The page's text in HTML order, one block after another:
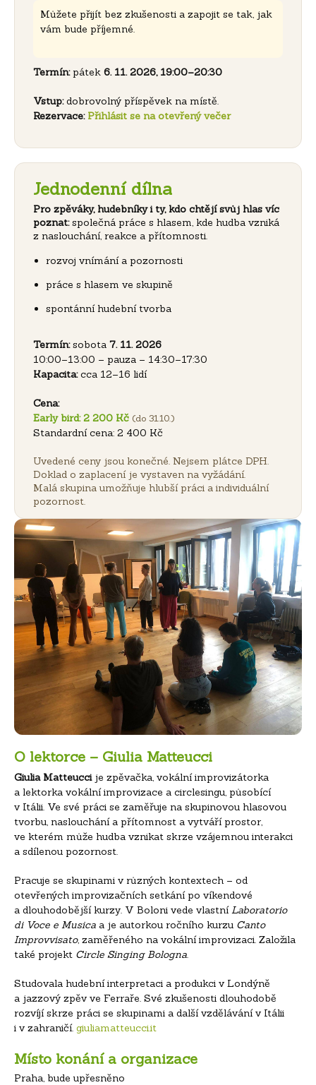
Můžete přijít bez zkušenosti a zapojit se tak, jak
vám bude příjemné.
Termín:pátek 6. 11. 2026, 19:00–20:30
Vstup:dobrovolný příspěvek na místě.
Rezervace: Přihlásit se na otevřený večer
Jednodenní dílna
Pro zpěváky, hudebníky i ty, kdo chtějí svůj hlas víc
poznat:společná práce s hlasem, kde hudba vzniká
z naslouchání, reakce a přítomnosti.
rozvoj vnímání a pozornosti
práce s hlasem ve skupině
spontánní hudební tvorba
Termín:sobota 7. 11. 2026
10:00–13:00 – pauza – 14:30–17:30
Kapacita:cca 12–16 lidí
Cena:
Early bird: 2 200 Kč (do 31.10.)
Standardní cena: 2 400 Kč
Uvedené ceny jsou konečné. Nejsem plátce DPH.
Doklad o zaplacení je vystaven na vyžádání.
Malá skupina umožňuje hlubší práci a individuální
pozornost.
O lektorce – Giulia Matteucci
Giulia Matteuccije zpěvačka, vokální improvizátorka
a lektorka vokální improvizace a circlesingu, působící
v Itálii. Ve své práci se zaměřuje na skupinovou hlasovou
tvorbu, naslouchání a přítomnost a vytváří prostor,
ve kterém může hudba vznikat skrze vzájemnou interakci
a sdílenou pozornost.
Pracuje se skupinami v různých kontextech – od
otevřených improvizačních setkání po víkendové
a dlouhodobější kurzy. V Boloni vede vlastníLaboratorio
di Voce e Musica a je autorkou ročního kurzu Canto
Improvvisato, zaměřeného na vokální improvizaci. Založila
také projekt Circle Singing Bologna.
Studovala hudební interpretaci a produkci v Londýně
a jazzový zpěv ve Ferraře. Své zkušenosti dlouhodobě
rozvíjí skrze práci se skupinami a další vzdělávání v Itálii
i v zahraničí. giuliamatteucci.it
Místo konání a organizace
Praha, bude upřesněno